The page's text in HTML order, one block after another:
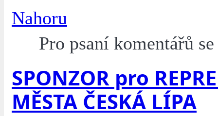
Nahoru
Pro psaní komentářů
SPONZOR pro
MĚSTA ČESKÁ LÍPA